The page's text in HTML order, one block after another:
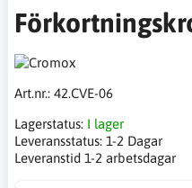
Art.nr.: 42.CVE-06
Lagerstatus: I lager
Leveransstatus: 1-2 Dagar
Leveranstid 1-2 arbetsdagar